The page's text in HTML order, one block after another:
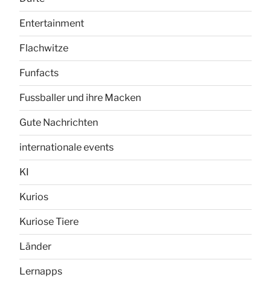
Entertainment
Flachwitze
Funfacts
Fussballer und ihre Macken
Gute Nachrichten
internationale events
KI
Kurios
Kuriose Tiere
Länder
Lernapps